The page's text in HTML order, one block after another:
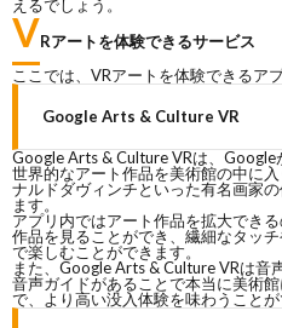
えるでしょう。
VRアートを体験できるサービス
ここでは、VRアートを体験できるア
Google Arts & Culture VR
Google Arts & Culture VRは、Google
世界的なアート作品を美術館の中に
ナルドダヴィンチといった有名画家
ます。
アプリ内ではアート作品を拡大でき
作品を見ることができ、繊細なタッ
で楽しむことができます。
また、Google Arts & Culture VRは音
音声ガイドがあることで本当に美術
で、より高い没入体験を味わうことが